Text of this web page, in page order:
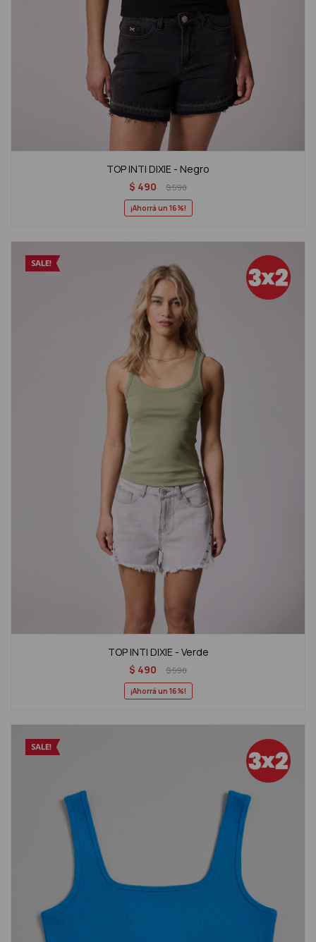
TOP INTI DIXIE - Negro
$ 490 $590
16
TOP INTI DIXIE - Verde
$ 490 $590
16